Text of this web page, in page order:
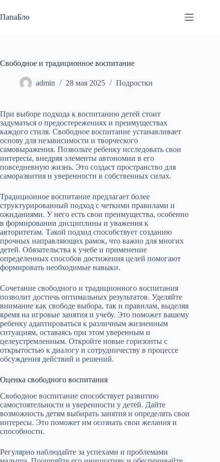
к
сути
ПапаБло
Свободное и традиционное воспитание
admin 28 мая 2025 Подростки
При выборе подхода к воспитанию детей стоит
задуматься о предостережениях и преимуществах
каждого стиля. Свободное воспитание устанавливает
основу для независимости и творческого
самовыражения. Позвольте ребенку исследовать свои
интересы, внедряя элементы автономии в его
повседневную жизнь. Это создаст пространство для
саморазвития и уверенности в собственных силах.
Традиционное воспитание предлагает более
структурированный подход с четкими правилами и
ожиданиями. У него есть свои преимущества, особенно
в формировании дисциплины и уважения к
авторитетам. Такой подход способствует созданию
прочных направляющих рамок, что важно для многих
детей. Обязательства к учебе и применение
определенных способов достижения целей помогают
формировать необходимые навыки.
Сочетание свободного и традиционного воспитания
позволит достичь оптимальных результатов. Уделяйте
внимание как свободе выбора, так и правилам, выделяя
время на игровые занятия и учебу. Это поможет вашему
ребенку адаптироваться к различным жизненным
ситуациям, оставаясь при этом уверенным и
целеустремленным. Откройте новые горизонты с
открытостью к диалогу и сотрудничеству в процессе
обсуждения действий и решений.
Оценка свободного воспитания
Свободное воспитание способствует развитию
самостоятельности и уверенности у детей. Дайте
возможность детям выбирать занятия и определять свои
интересы. Это поможет им осознать свои желания и
способности.
Регулярно наблюдайте за успехами и проблемами